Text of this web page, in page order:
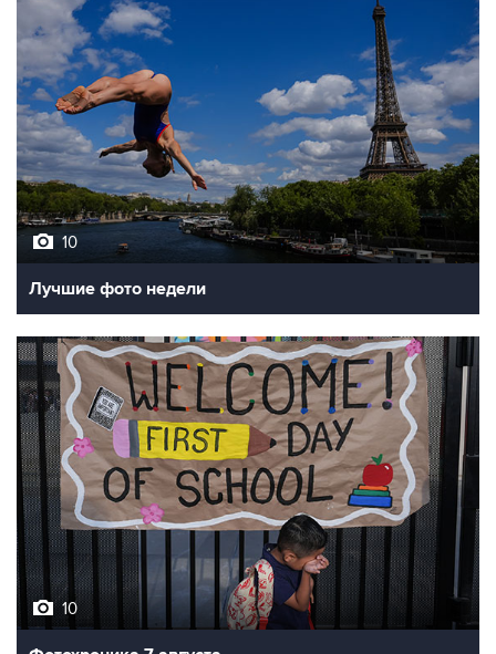
10
Лучшие фото недели
10
Фотохроника 7 августа